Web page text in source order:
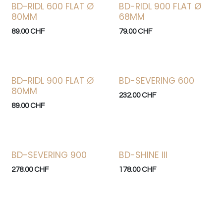
BD-RIDL 600 FLAT Ø
80MM
89.00CHF
BD-RIDL 900 FLAT Ø
68MM
79.00CHF
BD-RIDL 900 FLAT Ø
80MM
89.00CHF Bonne affaire
BD-SEVERING 600
232.00CHF
Bonne affaire
BD-SEVERING 900
278.00CHF
BD-SHINE III
178.00CHF